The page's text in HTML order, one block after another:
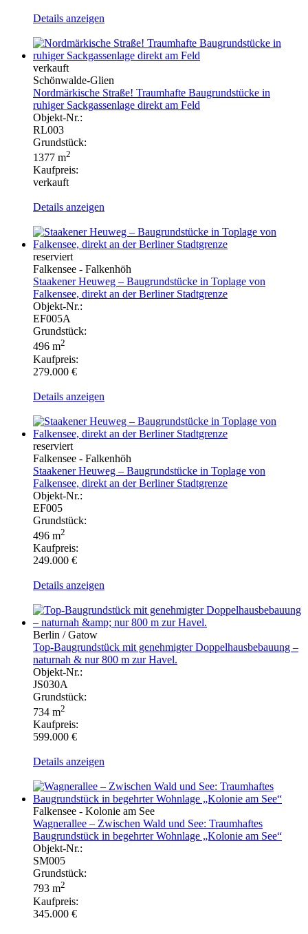
Details anzeigen
verkauft
Schönwalde-Glien
Nordmärkische Straße! Traumhafte Baugrundstücke in
ruhiger Sackgassenlage direkt am Feld
Objekt-Nr.:
RL003
Grundstück:
1377 m2
Kaufpreis:
verkauft
Details anzeigen
reserviert
Falkensee - Falkenhöh
Staakener Heuweg – Baugrundstücke in Toplage von
Falkensee, direkt an der Berliner Stadtgrenze
Objekt-Nr.:
EF005A
Grundstück:
496 m2
Kaufpreis:
279.000 €
Details anzeigen
reserviert
Falkensee - Falkenhöh
Staakener Heuweg – Baugrundstücke in Toplage von
Falkensee, direkt an der Berliner Stadtgrenze
Objekt-Nr.:
EF005
Grundstück:
496 m2
Kaufpreis:
249.000 €
Details anzeigen
Berlin / Gatow
Top-Baugrundstück mit genehmigter Doppelhausbebauung –
naturnah & nur 800 m zur Havel.
Objekt-Nr.:
JS030A
Grundstück:
734 m2
Kaufpreis:
599.000 €
Details anzeigen
Falkensee - Kolonie am See
Wagnerallee – Zwischen Wald und See: Traumhaftes
Baugrundstück in begehrter Wohnlage „Kolonie am See“
Objekt-Nr.:
SM005
Grundstück:
793 m2
Kaufpreis:
345.000 €